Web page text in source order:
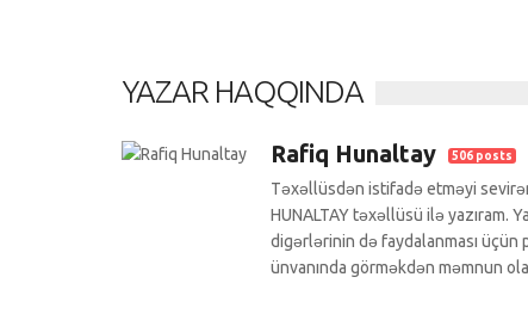
YAZAR HAQQINDA
Rafiq Hunaltay 506 posts
Təxəllüsdən istifadə etməyi
HUNALTAY təxəllüsü ilə yazıram.
digərlərinin də faydalanması üçün
ünvanında görməkdən məmnun